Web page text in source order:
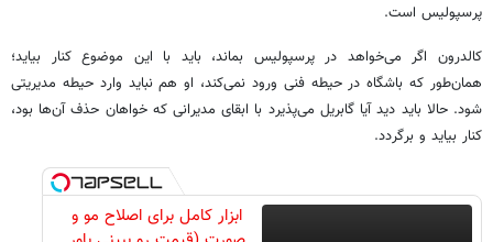
پرسپولیس است.
کالدرون اگر می‌خواهد در پرسپولیس بماند، باید با این موضوع کنار بیاید؛
همان‌طور که باشگاه در حیطه فنی ورود نمی‌کند، او هم نباید وارد حیطه مدیریتی
شود. حالا باید دید آیا گابریل می‌پذیرد با ابقای مدیرانی که خواهان حذف آن‌ها بود،
کنار بیاید و برگردد.
ابزار کامل برای اصلاح مو و